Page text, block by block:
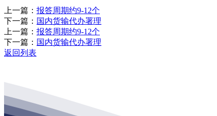
上一篇： 报答周期约9-12个
下一篇： 国内货输代办署理
上一篇： 报答周期约9-12个
下一篇： 国内货输代办署理
返回列表